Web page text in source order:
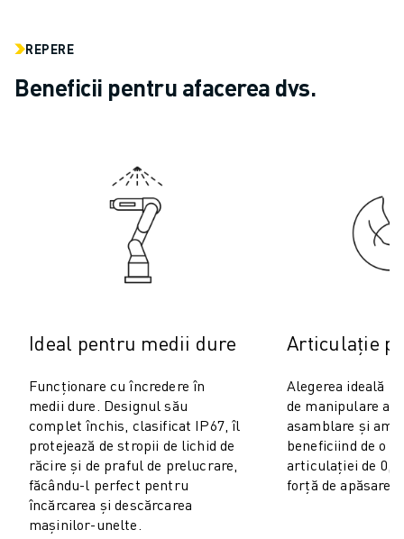
ASAMBLARE
FORARE ȘI TARODARE DE MARE VITEZĂ
INJECȚIE MASE PLASTICE
ASISTARE ROBOTIZATĂ
MANIPULAREA MATERIALELOR
INSPECȚIE VIDEO
STUDII DE CAZ
SERVICIU CLIENȚI
RELAȚII CLIENȚI
FANUC PLANS
SUPORT TEHNIC ȘI ÎNTREȚINERE
ASISTENȚĂ TEHNICĂ LA DISTANȚĂ
PIESE DE SCHIMB
REPERE
Beneficii pentru afacerea dvs.
Ideal pentru medii dure
Funcționare cu încredere în
medii dure. Designul său
complet închis, clasificat IP67, îl
protejează de stropii de lichid de
răcire și de praful de prelucrare,
făcându-l perfect pentru
încărcarea și descărcarea
mașinilor-unelte.
Articulație
Alegerea ideală
de manipulare a
asamblare și
beneficiind de o
articulației de
forță de apăsare